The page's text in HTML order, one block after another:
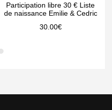
Participation libre 30 € Liste
de naissance Emilie & Cedric
30.00€